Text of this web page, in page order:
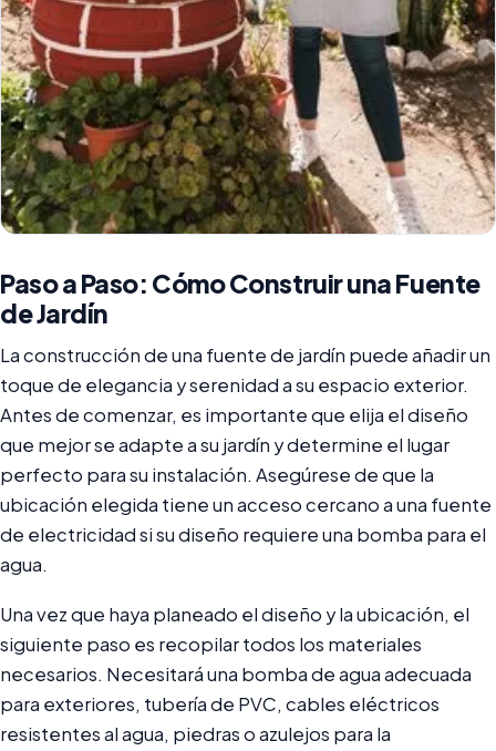
Paso a Paso: Cómo Construir una Fuente
de Jardín
La construcción de una fuente de jardín puede añadir un
toque de elegancia y serenidad a su espacio exterior.
Antes de comenzar, es importante que elija el diseño
que mejor se adapte a su jardín y determine el lugar
perfecto para su instalación. Asegúrese de que la
ubicación elegida tiene un acceso cercano a una fuente
de electricidad si su diseño requiere una bomba para el
agua.
Una vez que haya planeado el diseño y la ubicación, el
siguiente paso es recopilar todos los materiales
necesarios. Necesitará una bomba de agua adecuada
para exteriores, tubería de PVC, cables eléctricos
resistentes al agua, piedras o azulejos para la